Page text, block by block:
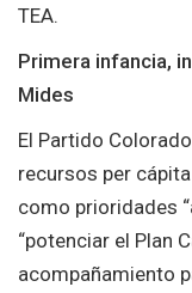
TEA.
Primera infancia,
Mides
El Partido
recursos per
como prioridades
“potenciar el Plan
acompañamiento